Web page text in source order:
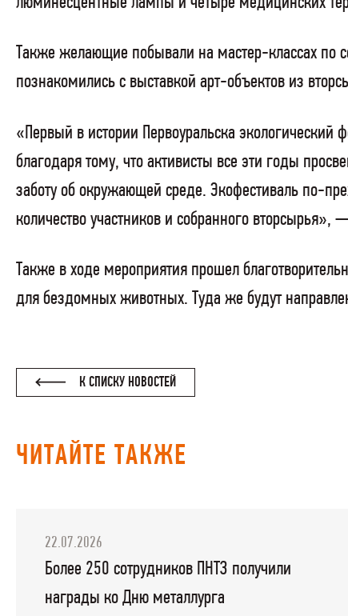
Также желающие побывали на мастер-классах
познакомились с выставкой арт-объектов из
«Первый в истории Первоуральска
благодаря тому, что активисты все эти годы
заботу об окружающей среде. Экофестиваль по-
количество участников и собранного
Также в ходе мероприятия прошел
для бездомных животных. Туда же будут
К СПИСКУ НОВОСТЕЙ
ЧИТАЙТЕ ТАКЖЕ
22.07.2026
Более 250 сотрудников ПНТЗ получили
награды ко Дню металлурга